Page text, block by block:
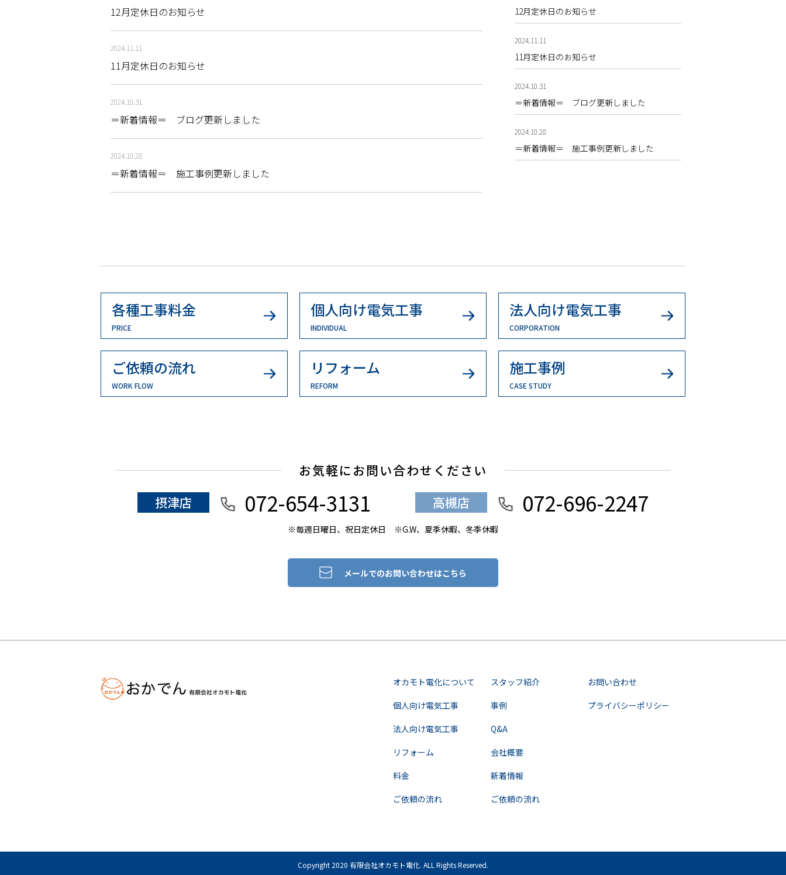
12月定休日のお知らせ
2024.11.11
11月定休日のお知らせ
2024.10.31
＝新着情報＝ ブログ更新しました
2024.10.28
＝新着情報＝ 施工事例更新しました
12月定休日のお知らせ
2024.11.11
11月定休日のお知らせ
2024.10.31
＝新着情報＝ ブログ更新しました
2024.10.28
＝新着情報＝ 施工事例更新しました
各種工事料金
PRICE
個人向け電気工事
INDIVIDUAL
法人向け電気工事
CORPORATION
ご依頼の流れ
WORK FLOW
リフォーム
REFORM
施工事例
CASE STUDY
お気軽にお問い合わせください
摂津店
072-654-3131 高槻店 072-696-2247
※毎週日曜日、祝日定休日 ※G.W、夏季休暇、冬季休暇
メールでのお問い合わせはこちら
オカモト電化について
個人向け電気工事
法人向け電気工事
リフォーム
料金
ご依頼の流れ
スタッフ紹介
事例
Q&A
会社概要
新着情報
ご依頼の流れ
お問い合わせ
プライバシーポリシー
Copyright 2020 有限会社オカモト電化. ALL Rights Reserved.